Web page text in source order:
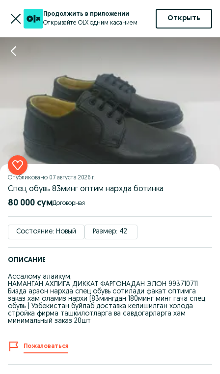
Продолжить в приложении
Открывайте OLX одним касанием
Открыть
Опубликовано 07 августа 2026 г.
Спец обувь 83минг оптим нархда ботинка
80 000 сум Договорная
Состояние: Новый Размер: 42
ОПИСАНИЕ
Ассалому алайкум,
НАМАНГАН АХЛИГА ДИККАТ ФАРГОНАДАН ЭЛОН 993710711
Бизда арзон нархда спец обувь сотилади факат оптимга
заказ хам оламиз нархи (83мингдан 180минг минг гача спец
обувь ) Узбекистан буйлаб доставка келишилган холода
стройка фирма ташкилотларга ва савдогарларга хам
минимальный заказ 20шт
Пожаловаться